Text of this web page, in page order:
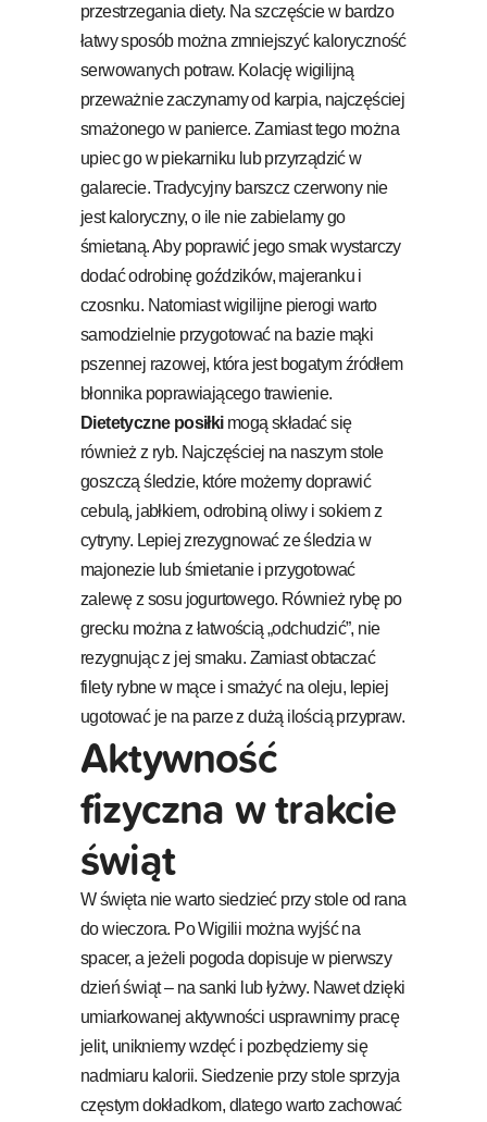
przestrzegania diety. Na szczęście w bardzo
łatwy sposób można zmniejszyć kaloryczność
serwowanych potraw. Kolację wigilijną
przeważnie zaczynamy od karpia, najczęściej
smażonego w panierce. Zamiast tego można
upiec go w piekarniku lub przyrządzić w
galarecie. Tradycyjny barszcz czerwony nie
jest kaloryczny, o ile nie zabielamy go
śmietaną. Aby poprawić jego smak wystarczy
dodać odrobinę goździków, majeranku i
czosnku. Natomiast wigilijne pierogi warto
samodzielnie przygotować na bazie mąki
pszennej razowej, która jest bogatym źródłem
błonnika poprawiającego trawienie.
Dietetyczne posiłkimogą składać się
również z ryb. Najczęściej na naszym stole
goszczą śledzie, które możemy doprawić
cebulą, jabłkiem, odrobiną oliwy i sokiem z
cytryny. Lepiej zrezygnować ze śledzia w
majonezie lub śmietanie i przygotować
zalewę z sosu jogurtowego. Również rybę po
grecku można z łatwością „odchudzić”, nie
rezygnując z jej smaku. Zamiast obtaczać
filety rybne w mące i smażyć na oleju, lepiej
ugotować je na parze z dużą ilością przypraw.
Aktywność
fizyczna w trakcie
świąt
W święta nie warto siedzieć przy stole od rana
do wieczora. Po Wigilii można wyjść na
spacer, a jeżeli pogoda dopisuje w pierwszy
dzień świąt – na sanki lub łyżwy. Nawet dzięki
umiarkowanej aktywności usprawnimy pracę
jelit, unikniemy wzdęć i pozbędziemy się
nadmiaru kalorii. Siedzenie przy stole sprzyja
częstym dokładkom, dlatego warto zachować